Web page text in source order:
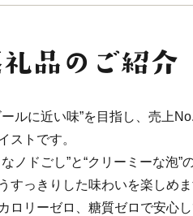
ールに近い味”を目指し、売上
ストです。
なノドごし”と“クリーミーな泡
すっきりした味わいを楽しめま
ロリーゼロ、糖質ゼロで安心